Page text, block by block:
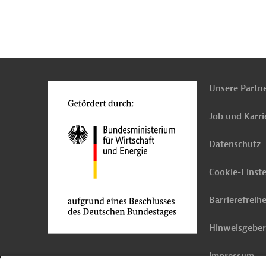
Unsere
Job und
Datenschutz
Cookie-
Impressum